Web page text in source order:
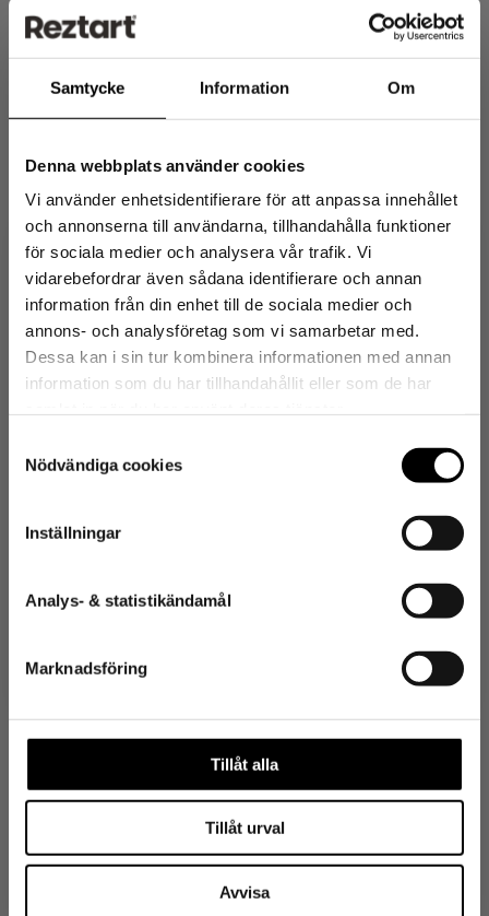
Samtycke Information Om
Denna webbplats använder cookies
Vi använder enhetsidentifierare för att anpassa innehållet
och annonserna till användarna, tillhandahålla funktioner
för sociala medier och analysera vår trafik. Vi
vidarebefordrar även sådana identifierare och annan
information från din enhet till de sociala medier och
annons- och analysföretag som vi samarbetar med.
Dessa kan i sin tur kombinera informationen med annan
information som du har tillhandahållit eller som de har
Nödvändiga cookies
Inställningar
Analys- & statistikändamål
Marknadsföring
Tillåt alla
Tillåt urval
Avvisa
(inuliin), proteiinikrõps (riisijahu,
vadakuvalgu isolaat,
maasikatükid (2%), vesi, lõhna- ja maitseaine, happesuse
toimet.
Täpsem toitumisalane teave:Maasikamaitseline
valgubatoon NGC-ga® 43 g – Reztart
Allergeeniteave
Sisaldab:piim, muna
Võib sisaldada:soja jälgi
Chocobatoonid-kombo
UUS
10% SOODUSTUST
OMA ESIMESELT
OSTULT
(Kehtib ostudele alates 30 € ning ei ole kombineertav teiste pakkumistega)